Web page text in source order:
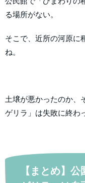
る場所がない。
そこで、近所の河原に
ね。
土壌が悪かったのか、
ゲリラ」は失敗に終わ
【まとめ】